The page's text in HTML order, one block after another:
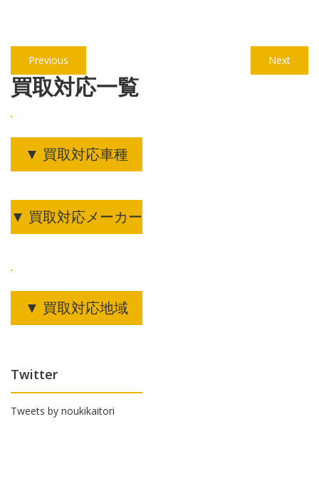
投
稿
ナ
ビ
ゲ
ー
シ
ョ
Previous
post:
NextNext
post:
買取対応一覧
▼ 買取対応車種
▼ 買取対応メーカー
▼ 買取対応地域
Twitter
Tweets by noukikaitori